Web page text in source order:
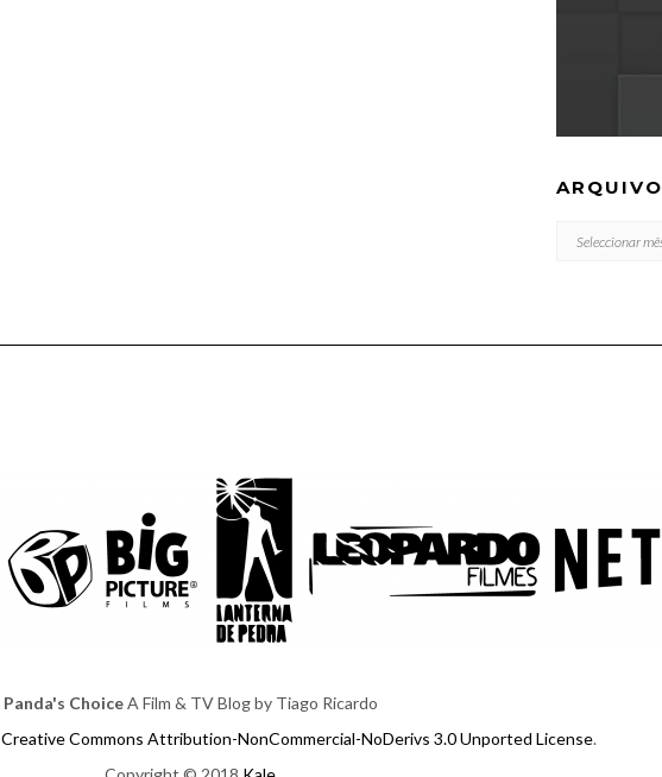
ARQUIVO
ARQUIVO
Panda's ChoiceA Film & TV Blog by Tiago Ricardo
Creative Commons Attribution-NonCommercial-NoDerivs 3.0 Unported License.